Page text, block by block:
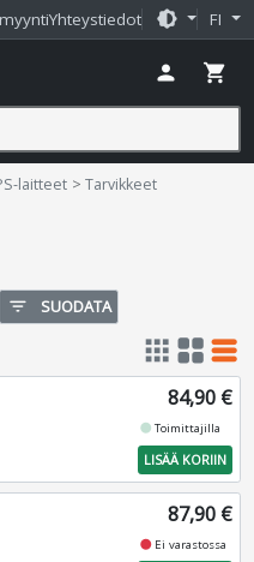
Yhteystiedot brightness_medium FI
person shopping_cart
laitteet Tarvikkeet
filter_list SUODATA
apps grid_view table_rows
84,90 €
fiber_manual_recordToimittajilla
LISÄÄ KORIIN
87,90 €
fiber_manual_record Ei varastossa